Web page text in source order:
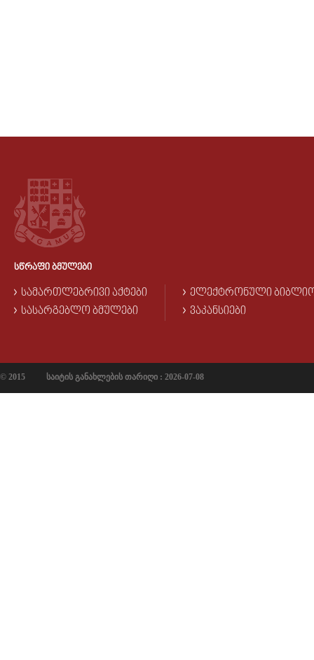
ᲡᲬᲠᲐᲤᲘ ᲑᲛᲣᲚᲔᲑᲘ
ᲡᲐᲛᲐᲠᲗᲚᲔᲑᲠᲘᲕᲘ ᲐᲥᲢᲔᲑᲘ
ᲡᲐᲡᲐᲠᲒᲔᲑᲚᲝ ᲑᲛᲣᲚᲔᲑᲘ
ᲔᲚᲔᲥᲢᲠᲝᲜᲣᲚᲘ
ᲕᲐᲙᲐᲜᲡᲘᲔᲑᲘ
© 2015 საიტის განახლების თარიღი : 2026-07-08